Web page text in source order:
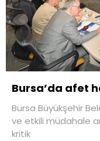
Bursa’da afet
Bursa Büyükşehir
ve etkili müdahale
kritik